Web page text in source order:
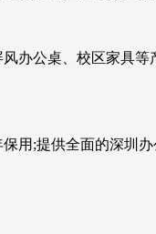
办公桌、校区家具
用;提供全面的深圳